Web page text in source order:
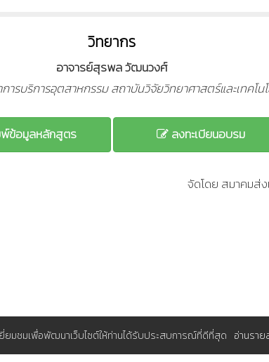
วิทยากร
อาจารย์สุรพล วัฒนวงศ์
ารบริการอุตสาหกรรม สถาบันวิจัยวิทยาศาสตร์และเทคโน
ข้อมูลหลักสูตร ลงทะเบียนอบรม
จัดโดย สมาคมส่
ยี่ยมชมเพื่อพัฒนาเว็บไซต์ให้ท่านได้รับประสบการณ์ที่ดีที่สุด อ่านราย